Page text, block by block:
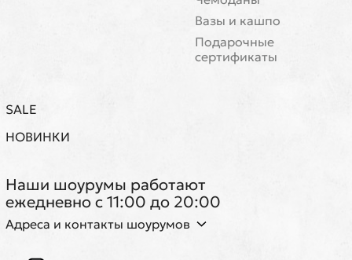
Вазы и кашпо
Подарочные
сертификаты
SALE
НОВИНКИ
Наши шоурумы работают
ежедневно с 11:00 до 20:00
Адреса и контакты шоурумов